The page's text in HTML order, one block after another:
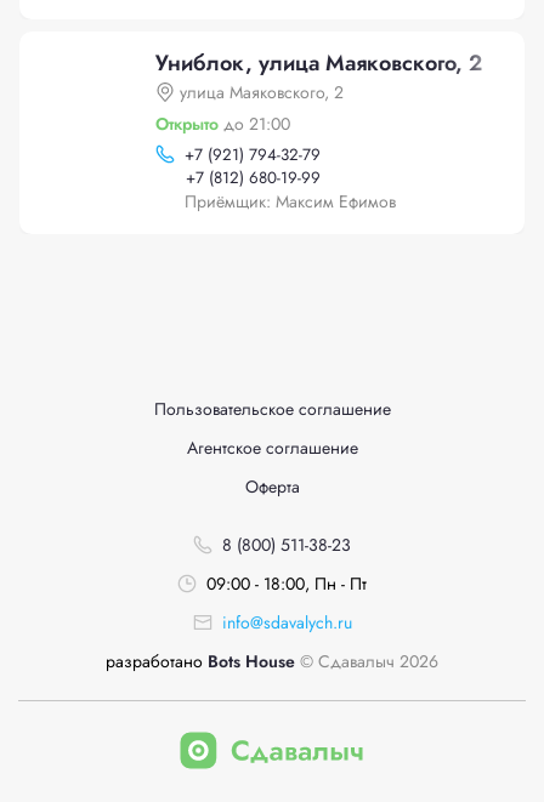
Униблок, улица Маяковского, 2
улица Маяковского, 2
Открыто до 21:00
+7 (921) 794-32-79
+7 (812) 680-19-99
Приёмщик: Максим Ефимов
Пользовательское соглашение
Агентское соглашение
Оферта
8 (800) 511-38-23
09:00 - 18:00, Пн - Пт
info@sdavalych.ru
разработано Bots House © Сдавалыч 2026